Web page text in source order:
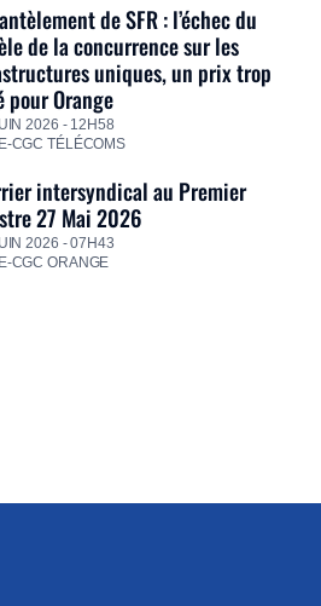
de SFR : l’échec du
de la concurrence sur les
uniques, un prix trop
pour Orange
2026 - 12H58
CGC TÉLÉCOMS
intersyndical au Premier
27 Mai 2026
2026 - 07H43
CGC ORANGE